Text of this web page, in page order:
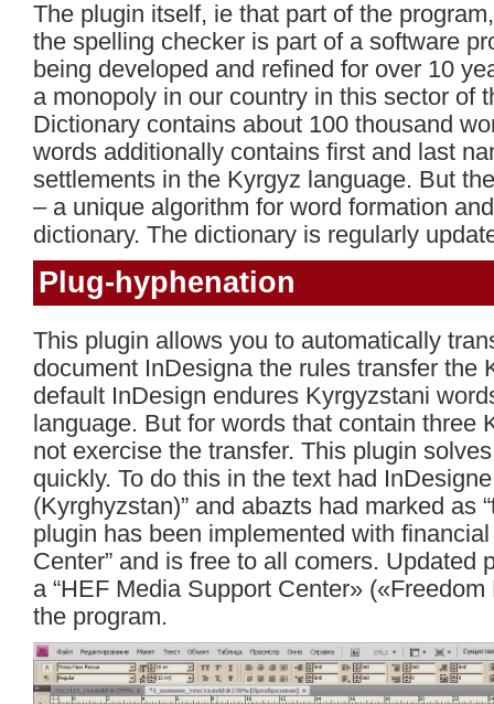
The plugin itself, ie that part of the
the spelling checker is part of a software
being developed and refined for over 10
a monopoly in our country in this sector of
Dictionary contains about 100 thousand
words additionally contains first and last
settlements in the Kyrgyz language. But
– a unique algorithm for word formation
dictionary. The dictionary is regularly
Plug-hyphenation
This plugin allows you to automatically
document InDesigna the rules transfer the
default InDesign endures Kyrgyzstani
language. But for words that contain three
not exercise the transfer. This plugin
quickly. To do this in the text had
(Kyrghyzstan)” and abazts had marked as
plugin has been implemented with
Center” and is free to all comers. Updated
a “HEF Media Support Center»
the program.